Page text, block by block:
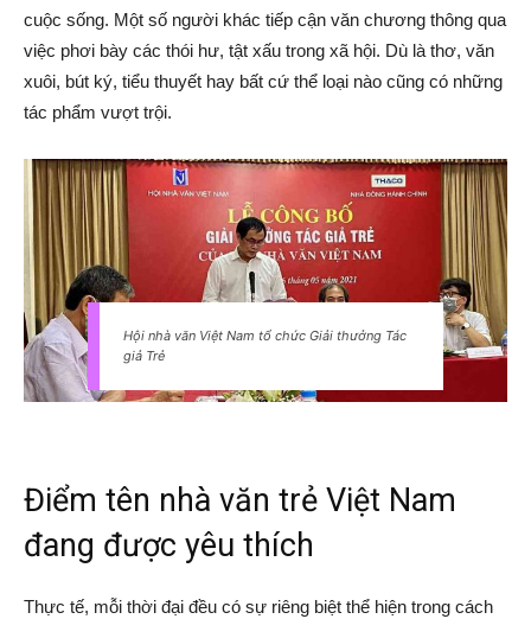
cuộc sống. Một số người khác tiếp cận văn chương thông qua
việc phơi bày các thói hư, tật xấu trong xã hội. Dù là thơ, văn
xuôi, bút ký, tiểu thuyết hay bất cứ thể loại nào cũng có những
tác phẩm vượt trội.
Hội nhà văn Việt Nam tổ chức Giải thưởng Tác
giả Trẻ
Điểm tên nhà văn trẻ Việt Nam
đang được yêu thích
Thực tế, mỗi thời đại đều có sự riêng biệt thể hiện trong cách